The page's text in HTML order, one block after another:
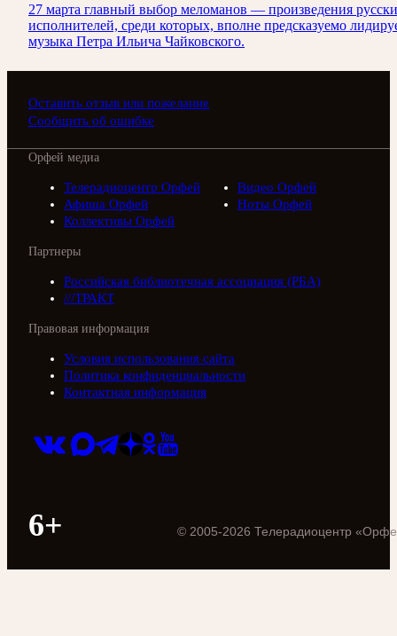
27 марта главный выбор меломанов — произведения
исполнителей, среди которых, вполне предсказуемо
музыка Петра Ильича Чайковского.
Оставить отзыв или пожелание
Сообщить об ошибке
Орфей медиа
Телерадиоцентр Орфей
Видео Орфей
Афиша Орфей
Ноты Орфей
Коллективы Орфей
Партнеры
Российская библиотечная ассоциация (РБА)
///ТРАКТ
Правовая информация
Условия использования сайта
Политика конфиденциальности
Контактная информация
6+ © 2005-2026 Телерадиоцентр